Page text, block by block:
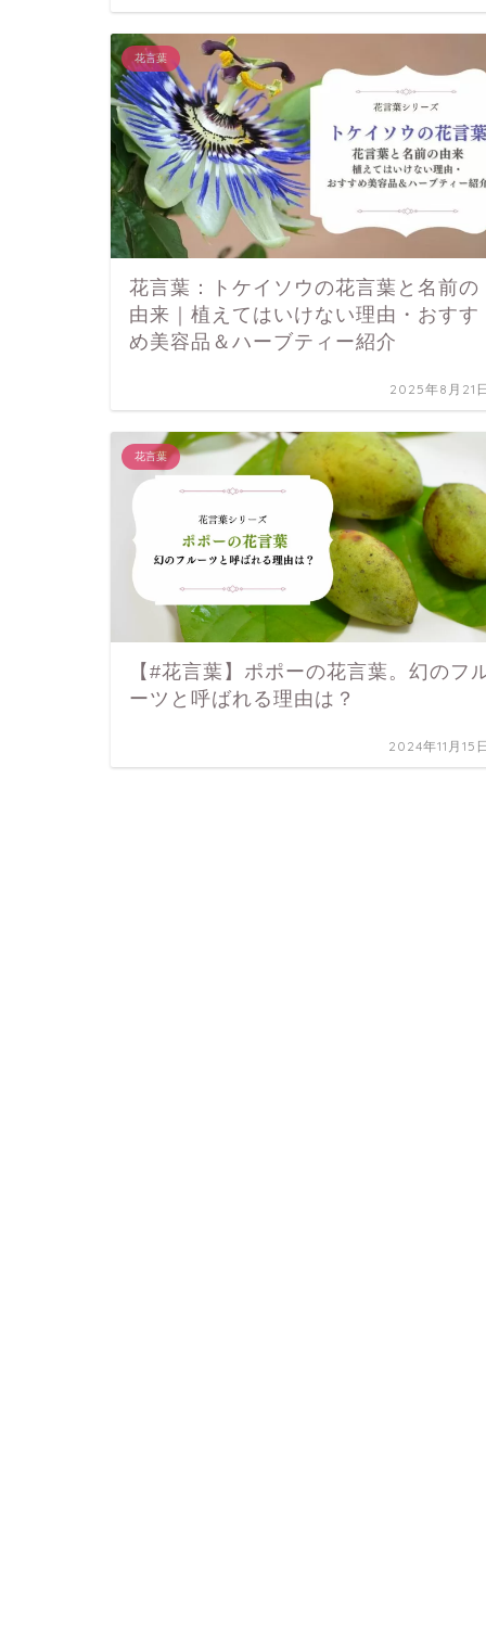
花言葉
花言葉：トケイソウの花言葉と名前の
由来｜植えてはいけない理由・おすす
め美容品＆ハーブティー紹介
2025年8月21
花言葉
【#花言葉】ポポーの花言葉。幻のフ
ーツと呼ばれる理由は？
2024年11月15